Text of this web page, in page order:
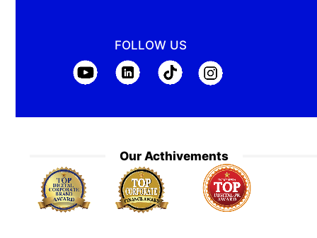
FOLLOW US
Our Acthivements